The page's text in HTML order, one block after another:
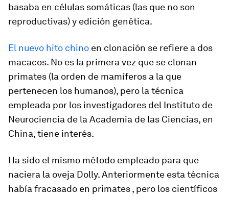
basaba en células somáticas (las que no son
reproductivas) y edición genética.
El nuevo hito chino en clonación se refiere a dos
macacos. No es la primera vez que se clonan
primates (la orden de mamíferos a la que
pertenecen los humanos), pero la técnica
empleada por los investigadores del Instituto de
Neurociencia de la Academia de las Ciencias, en
China, tiene interés.
Ha sido el mismo método empleado para que
naciera la oveja Dolly. Anteriormente esta técnica
había fracasado en primates , pero los científicos